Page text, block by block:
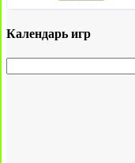
Календарь игр